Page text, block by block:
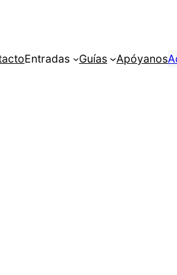
Entradas Guías Apóyanos